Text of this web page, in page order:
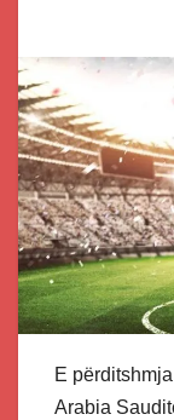
E
Arabia